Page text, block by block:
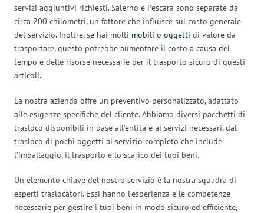
servizi aggiuntivi richiesti. Salerno e Pescara sono separate da
circa 200 chilometri, un fattore che influisce sul costo generale
del servizio. Inoltre, se hai molti mobili o oggetti di valore da
trasportare, questo potrebbe aumentare il costo a causa del
tempo e delle risorse necessarie per il trasporto sicuro di questi
articoli.
La nostra azienda offre un preventivo personalizzato, adattato
alle esigenze specifiche del cliente. Abbiamo diversi pacchetti di
trasloco disponibili in base all’entità e ai servizi necessari, dal
trasloco di pochi oggetti al servizio completo che include
l’imballaggio, il trasporto e lo scarico dei tuoi beni.
Un elemento chiave del nostro servizio è la nostra squadra di
esperti traslocatori. Essi hanno l’esperienza e le competenze
necessarie per gestire i tuoi beni in modo sicuro ed efficiente,